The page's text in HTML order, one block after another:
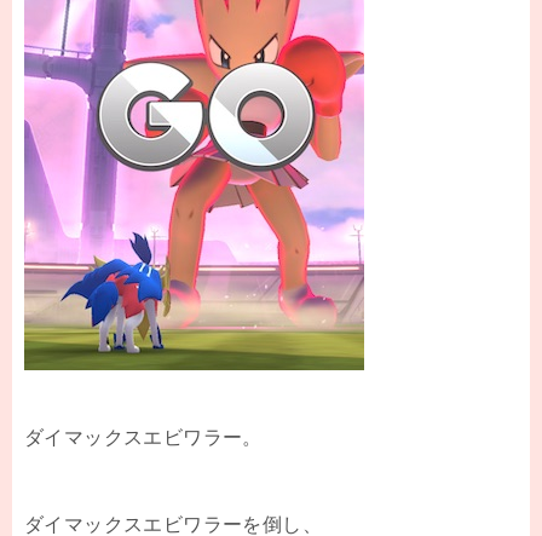
ダイマックスエビワラー。
ダイマックスエビワラーを倒し、